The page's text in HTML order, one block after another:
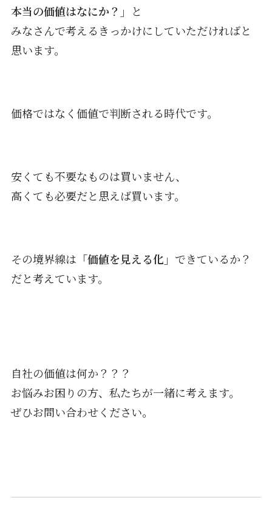
本当の価値はなにか？」
と
みなさんで考えるきっかけにしていただければと
思います。
価格ではなく価値で判断される時代です。
安くても不要なものは買いません、
高くても必要だと思えば買います。
その境界線は 「価値を見える化」 できているか？
だと考えています。
自社の価値は何か？？？
お悩みお困りの方、私たちが一緒に考えます。
ぜひお問い合わせください。